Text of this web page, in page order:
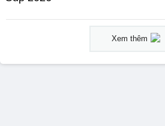
Xem thêm